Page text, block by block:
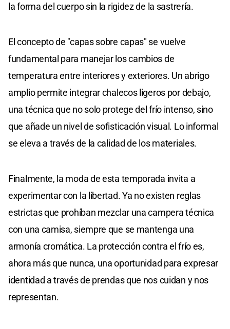
la forma del cuerpo sin la rigidez de la sastrería.
El concepto de "capas sobre capas" se vuelve
fundamental para manejar los cambios de
temperatura entre interiores y exteriores. Un abrigo
amplio permite integrar chalecos ligeros por debajo,
una técnica que no solo protege del frío intenso, sino
que añade un nivel de sofisticación visual. Lo informal
se eleva a través de la calidad de los materiales.
Finalmente, la moda de esta temporada invita a
experimentar con la libertad. Ya no existen reglas
estrictas que prohíban mezclar una campera técnica
con una camisa, siempre que se mantenga una
armonía cromática. La protección contra el frío es,
ahora más que nunca, una oportunidad para expresar
identidad a través de prendas que nos cuidan y nos
representan.